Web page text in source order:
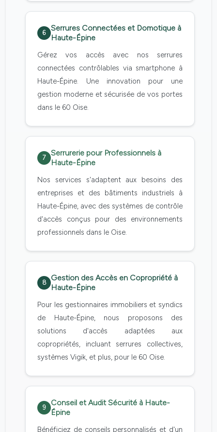
6
Serrures Connectées et Domotique à
Haute-Épine
Gérez vos accès avec nos serrures
connectées contrôlables via smartphone à
Haute-Épine. Une innovation pour une
gestion moderne et sécurisée de vos portes
dans le 60 Oise.
7
Serrurerie pour Professionnels à
Haute-Épine
Nos services s'adaptent aux besoins des
entreprises et des bâtiments industriels à
Haute-Épine, avec des systèmes de contrôle
d'accès conçus pour des environnements
professionnels dans le Oise.
8
Gestion des Accès en Copropriété à
Haute-Épine
Pour les gestionnaires immobiliers et syndics
de Haute-Épine, nous proposons des
solutions d'accès adaptées aux
copropriétés, incluant serrures collectives,
systèmes Vigik, et plus, pour le 60 Oise.
9
Conseil et Audit Sécurité à Haute-
Épine
Bénéficiez de conseils personnalisés et d'un